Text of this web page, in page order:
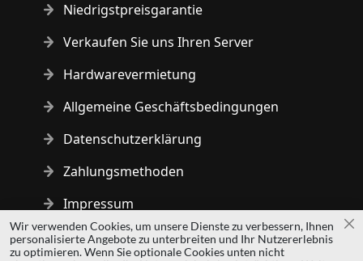
Niedrigstpreisgarantie
Verkaufen Sie uns Ihren Server
Hardwarevermietung
Allgemeine Geschäftsbedingungen
Datenschutzerklärung
Zahlungsmethoden
Impressum
Copyright © 2014 - 2026 MS Development | All rights reserved
Wir verwenden Cookies, um unsere Dienste zu verbessern, Ihnen
personalisierte Angebote zu unterbreiten und Ihr Nutzererlebnis
zu optimieren. Wenn Sie optionale Cookies unten nicht